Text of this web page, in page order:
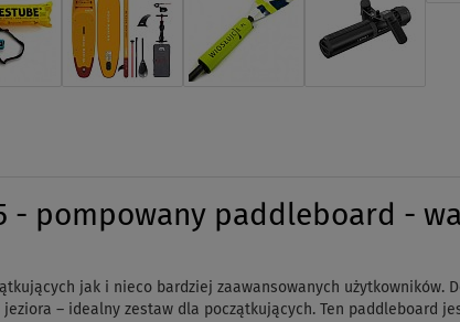
- pompowany paddleboard -
jak i nieco bardziej zaawansowanych użytkowników.
– idealny zestaw dla początkujących. Ten paddleboard